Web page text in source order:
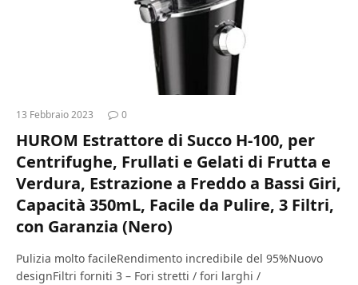
13 Febbraio 2023 0
HUROM Estrattore di Succo H-100, per
Centrifughe, Frullati e Gelati di Frutta e
Verdura, Estrazione a Freddo a Bassi Giri,
Capacità 350mL, Facile da Pulire, 3 Filtri,
con Garanzia (Nero)
Pulizia molto facileRendimento incredibile del 95%Nuovo
designFiltri forniti 3 – Fori stretti / fori larghi /